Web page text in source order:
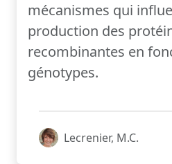
mécanismes qui
production des
recombinantes en
génotypes.
Lecrenier, M.C.